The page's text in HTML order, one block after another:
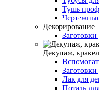
Тушь
Декорирование
Заготовки
Декупаж,
Лак для
Поталь